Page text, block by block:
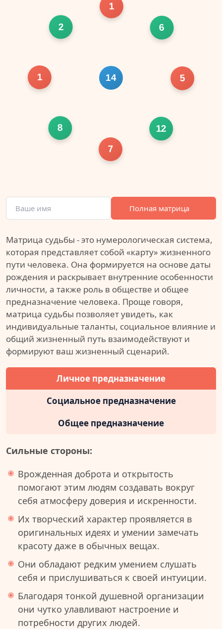
1
1
5
7
2 6
12
8
14
Полная матрица
Матрица судьбы - это нумерологическая система,
которая представляет собой «карту» жизненного
пути человека. Она формируется на основе даты
рождения и раскрывает внутренние особенности
личности, а также роль в обществе и общее
предназначение человека. Проще говоря,
матрица судьбы позволяет увидеть, как
индивидуальные таланты, социальное влияние и
общий жизненный путь взаимодействуют и
формируют ваш жизненный сценарий.
Личное предназначение
Социальное предназначение
Общее предназначение
Сильные стороны:
Врожденная доброта и открытость
помогают этим людям создавать вокруг
себя атмосферу доверия и искренности.
Их творческий характер проявляется в
оригинальных идеях и умении замечать
красоту даже в обычных вещах.
Они обладают редким умением слушать
себя и прислушиваться к своей интуиции.
Благодаря тонкой душевной организации
они чутко улавливают настроение и
потребности других людей.